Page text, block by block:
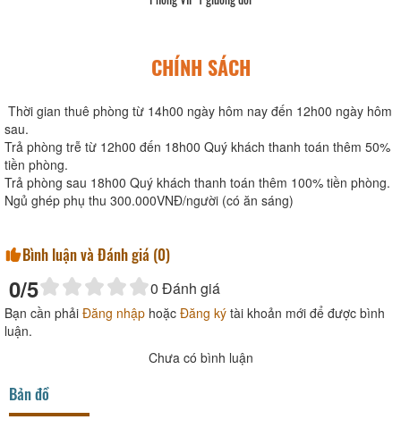
CHÍNH SÁCH
Thời gian thuê phòng từ 14h00 ngày hôm nay đến 12h00 ngày hôm
sau.
Trả phòng trễ từ 12h00 đến 18h00 Quý khách thanh toán thêm 50%
tiền phòng.
Trả phòng sau 18h00 Quý khách thanh toán thêm 100% tiền phòng.
Ngủ ghép phụ thu 300.000VNĐ/người (có ăn sáng)
Bình luận và Đánh giá (0)
0/5 0 Đánh giá
Bạn cần phải Đăng nhập hoặc Đăng ký tài khoản mới để được bình
luận.
Chưa có bình luận
Bản đồ